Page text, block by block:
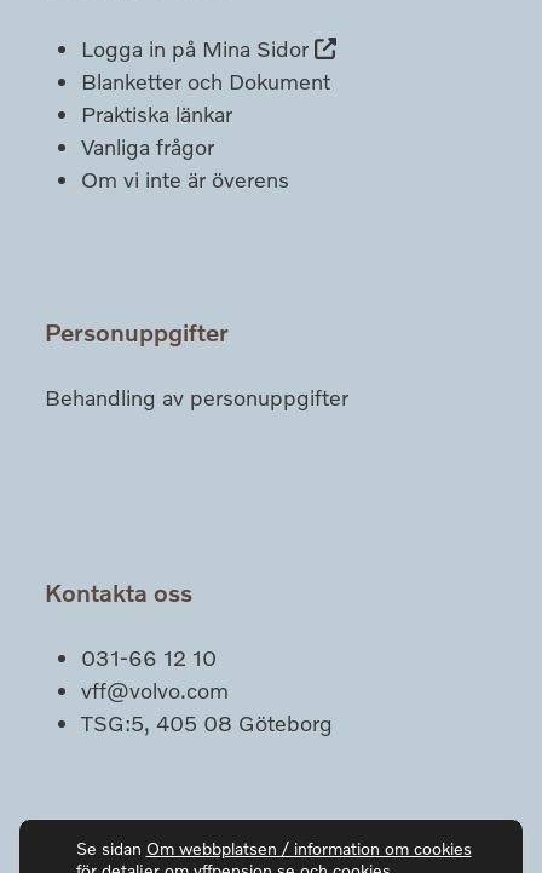
Logga in på Mina Sidor
Blanketter och Dokument
Praktiska länkar
Vanliga frågor
Om vi inte är överens
Personuppgifter
Behandling av personuppgifter
Kontakta oss
031-66 12 10
vff@volvo.com
TSG:5, 405 08 Göteborg
Se sidan Om webbplatsen / information om cookies